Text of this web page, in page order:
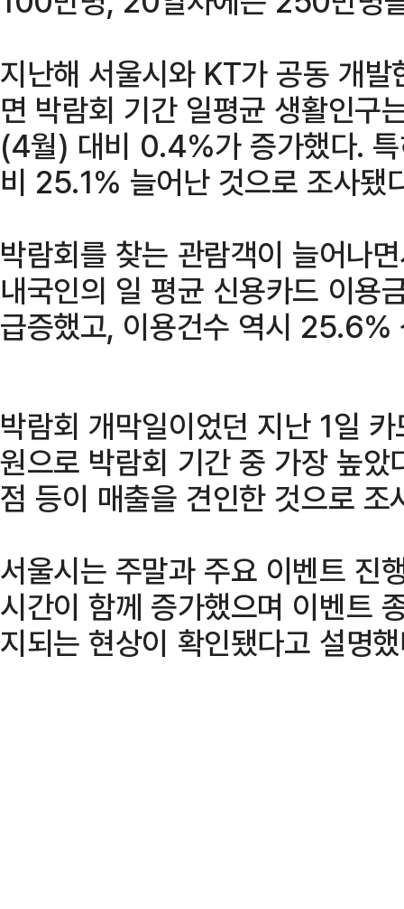
지난해 서울시와 KT가 공동 개
면 박람회 기간 일평균 생활인
(4월) 대비 0.4%가 증가했다.
비 25.1% 늘어난 것으로 조사됐
박람회를 찾는 관람객이 늘어나
내국인의 일 평균 신용카드 이
급증했고, 이용건수 역시 25.6%
박람회 개막일이었던 지난 1일
원으로 박람회 기간 중 가장 높
점 등이 매출을 견인한 것으로 조
서울시는 주말과 주요 이벤트 진
시간이 함께 증가했으며 이벤트
지되는 현상이 확인됐다고 설명